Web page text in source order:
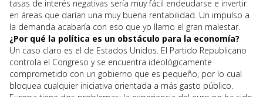
tasas de interés negativas sería muy fácil endeudarse e invertir
en áreas que darían una muy buena rentabilidad. Un impulso a
la demanda acabaría con eso que yo llamo el gran malestar.
¿Por qué la política es un obstáculo para la economía?
Un caso claro es el de Estados Unidos. El Partido Republicano
controla el Congreso y se encuentra ideológicamente
comprometido con un gobierno que es pequeño, por lo cual
bloquea cualquier iniciativa orientada a más gasto público.